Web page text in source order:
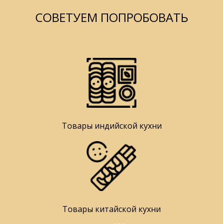
СОВЕТУЕМ ПОПРОБОВАТЬ
Товары индийской кухни
Товары китайской кухни